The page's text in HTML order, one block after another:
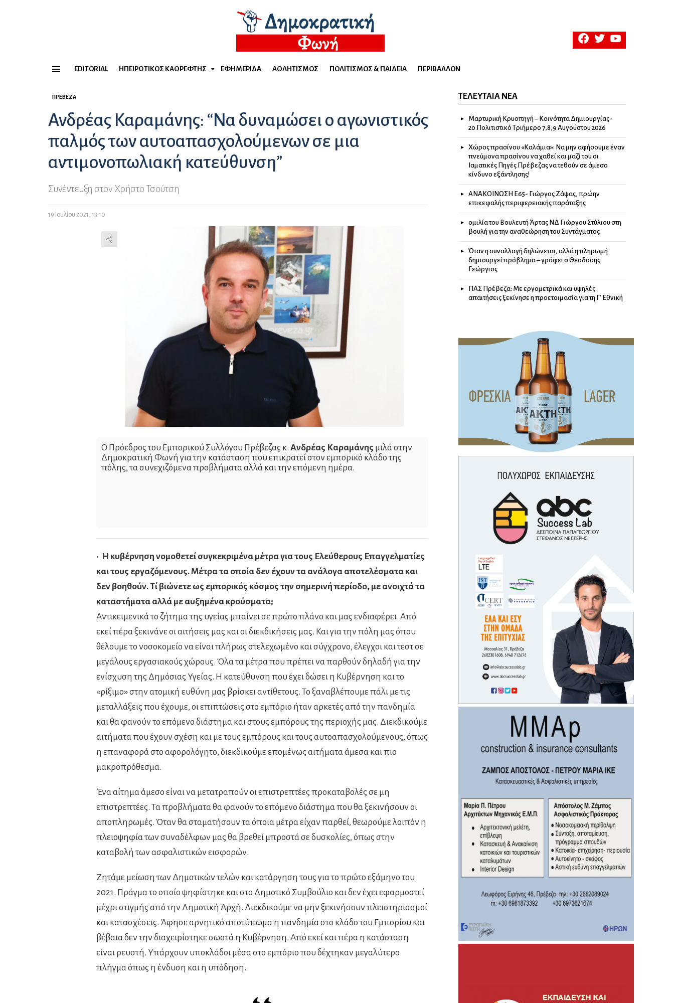
facebooktwitteryoutube
EDITORIAL ΗΠΕΙΡΏΤΙΚΟΣ ΚΑΘΡΈΦΤΗΣ ΕΦΗΜΕΡΊΔΑ ΑΘΛΗΤΙΣΜΌΣ ΠΟΛΙΤΙΣΜΌΣ & ΠΑΙΔΕΊΑ ΠΕΡΙΒΆΛΛΟΝ
ΠΡΈΒΕΖΑ
Ανδρέας Καραμάνης: “Να δυναμώσει ο αγωνιστικός
παλμός των αυτοαπασχολούμενων σε μια
αντιμονοπωλιακή κατεύθυνση”
Συνέντευξη στον Χρήστο Τσούτση
19 Ιουλίου 2021, 13:10
Ο Πρόεδρος του Εμπορικού Συλλόγου Πρέβεζας κ. Ανδρέας Καραμάνης μιλά στην
Δημοκρατική Φωνή για την κατάσταση που επικρατεί στον εμπορικό κλάδο της
πόλης, τα συνεχιζόμενα προβλήματα αλλά και την επόμενη ημέρα.
• Η κυβέρνηση νομοθετεί συγκεκριμένα μέτρα για τους Ελεύθερους Επαγγελματίες
και τους εργαζόμενους. Μέτρα τα οποία δεν έχουν τα ανάλογα αποτελέσματα και
δεν βοηθούν. Τί βιώνετε ως εμπορικός κόσμος την σημερινή περίοδο, με ανοιχτά τα
καταστήματα αλλά με αυξημένα κρούσματα;
Αντικειμενικά το ζήτημα της υγείας μπαίνει σε πρώτο πλάνο και μας ενδιαφέρει. Από
εκεί πέρα ξεκινάνε οι αιτήσεις μας και οι διεκδικήσεις μας. Και για την πόλη μας όπου
θέλουμε το νοσοκομείο να είναι πλήρως στελεχωμένο και σύγχρονο, έλεγχοι και τεστ σε
μεγάλους εργασιακούς χώρους. Όλα τα μέτρα που πρέπει να παρθούν δηλαδή για την
ενίσχυση της Δημόσιας Υγείας. Η κατεύθυνση που έχει δώσει η Κυβέρνηση και το
«ρίξιμο» στην ατομική ευθύνη μας βρίσκει αντίθετους. Το ξαναβλέπουμε πάλι με τις
μεταλλάξεις που έχουμε, οι επιπτώσεις στο εμπόριο ήταν αρκετές από την πανδημία
και θα φανούν το επόμενο διάστημα και στους εμπόρους της περιοχής μας. Διεκδικούμε
αιτήματα που έχουν σχέση και με τους εμπόρους και τους αυτοαπασχολούμενους, όπως
η επαναφορά στο αφορολόγητο, διεκδικούμε επομένως αιτήματα άμεσα και πιο
μακροπρόθεσμα.
Ένα αίτημα άμεσο είναι να μετατραπούν οι επιστρεπτέες προκαταβολές σε μη
επιστρεπτέες. Τα προβλήματα θα φανούν το επόμενο διάστημα που θα ξεκινήσουν οι
αποπληρωμές. Όταν θα σταματήσουν τα όποια μέτρα είχαν παρθεί, θεωρούμε λοιπόν η
πλειοψηφία των συναδέλφων μας θα βρεθεί μπροστά σε δυσκολίες, όπως στην
καταβολή των ασφαλιστικών εισφορών.
Ζητάμε μείωση των Δημοτικών τελών και κατάργηση τους για το πρώτο εξάμηνο του
2021. Πράγμα το οποίο ψηφίστηκε και στο Δημοτικό Συμβούλιο και δεν έχει εφαρμοστεί
μέχρι στιγμής από την Δημοτική Αρχή. Διεκδικούμε να μην ξεκινήσουν πλειστηριασμοί
και κατασχέσεις. Άφησε αρνητικό αποτύπωμα η πανδημία στο κλάδο του Εμπορίου και
βέβαια δεν την διαχειρίστηκε σωστά η Κυβέρνηση. Από εκεί και πέρα η κατάσταση
είναι ρευστή. Υπάρχουν υποκλάδοι μέσα στο εμπόριο που δέχτηκαν μεγαλύτερο
πλήγμα όπως η ένδυση και η υπόδηση.
ΤΕΛΕΥΤΑΊΑ ΝΈΑ
Μαρτυρική Κρυοπηγή – Κοινότητα Δημιουργίας-
2ο Πολιτιστικό Τριήμερο 7,8,9 Αυγούστου 2026
Χώρος πρασίνου «Καλάμια»: Να μην αφήσουμε έναν
πνεύμονα πρασίνου να χαθεί και μαζί του οι
Ιαματικές Πηγές Πρέβεζας να τεθούν σε άμεσο
κίνδυνο εξάντλησης!
ΑΝΑΚΟΙΝΩΣΗ Ε65- Γιώργος Ζάψας, πρώην
επικεφαλής περιφερειακής παράταξης
ομιλία του Βουλευτή Άρτας ΝΔ Γιώργου Στύλιου στη
βουλή για την αναθεώρηση του Συντάγματος
Όταν η συναλλαγή δηλώνεται, αλλά η πληρωμή
δημιουργεί πρόβλημα – γράφει ο Θεοδόσης
Γεώργιος
ΠΑΣ Πρέβεζα: Με εργομετρικά και υψηλές
απαιτήσεις ξεκίνησε η προετοιμασία για τη Γ’ Εθνική